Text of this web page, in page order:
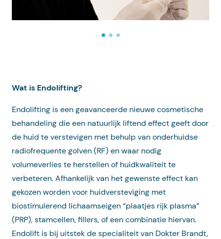
Wat is Endolifting?
Endolifting is een geavanceerde nieuwe cosmetische
behandeling die een natuurlijk liftend effect geeft door
de huid te verstevigen met behulp van onderhuidse
radiofrequente golven (RF) en waar nodig
volumeverlies te herstellen of huidkwaliteit te
verbeteren. Afhankelijk van het gewenste effect kan
gekozen worden voor huidversteviging met
biostimulerend lichaamseigen “plaatjes rijk plasma”
(PRP), stamcellen, fillers, of een combinatie hiervan.
Endolift is bij uitstek de specialiteit van Dokter Brandt,